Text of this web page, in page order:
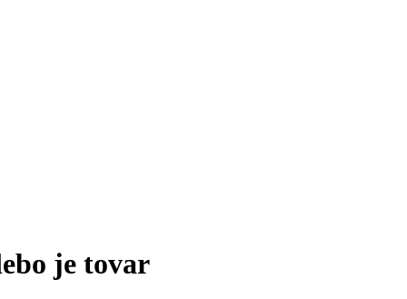
je tovar